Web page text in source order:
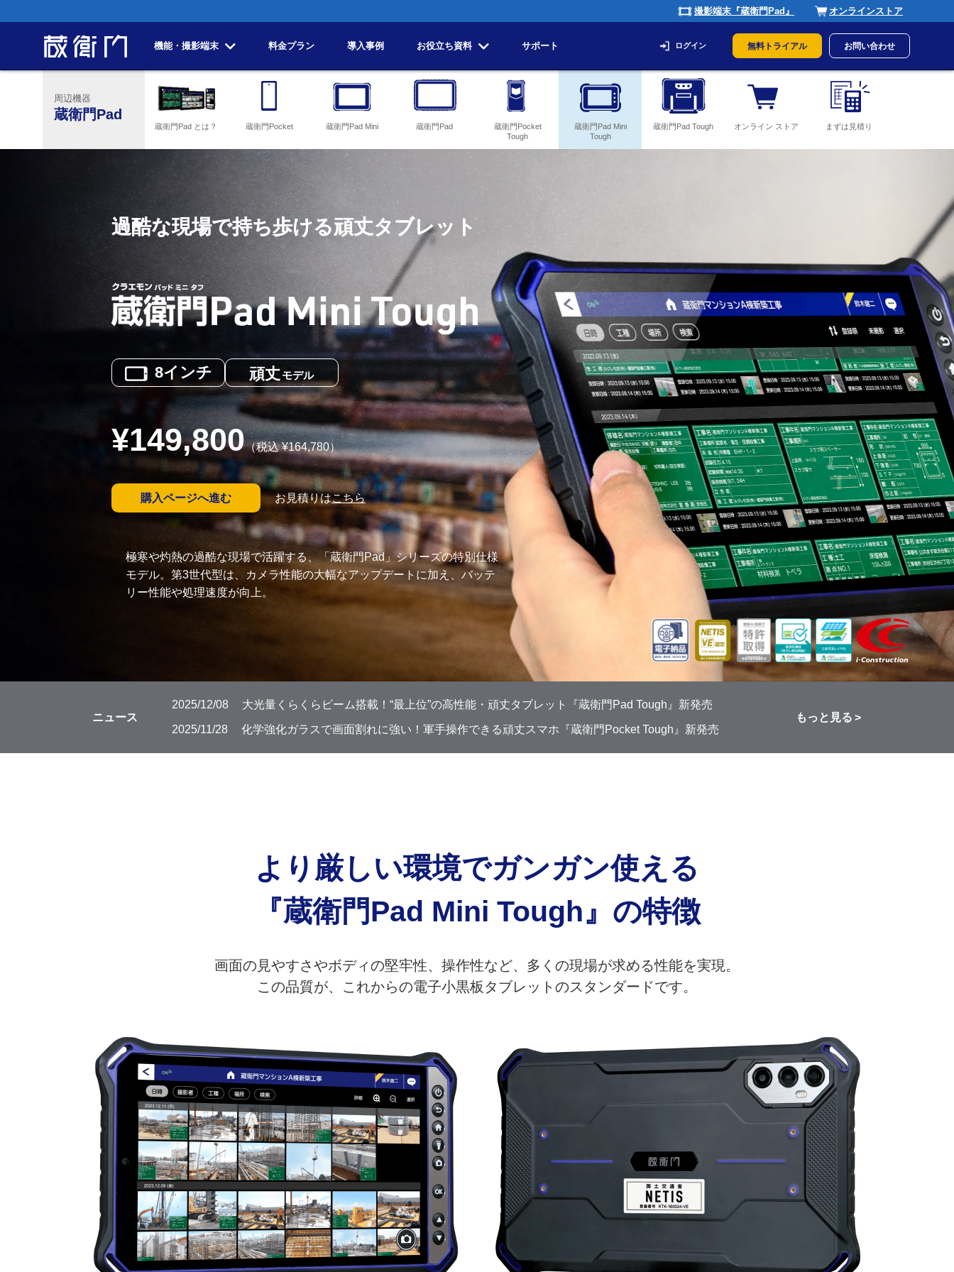
撮影端末『蔵衛門Pad』 オンラインストア
機能・撮影端末 料金プラン 導入事例 お役立ち資料 サポート ログイン 無料トライアル お問い合わせ
周辺機器
蔵衛門Pad
蔵衛門Pad とは？ 蔵衛門Pocket 蔵衛門Pad Mini 蔵衛門Pad
蔵衛門Pocket
Tough
蔵衛門Pad Mini
Tough
蔵衛門Pad Tough オンライン ストア まずは見積り
過酷な現場で持ち歩ける頑丈タブレット
8インチ 頑丈モデル
¥149,800（税込 ¥164,780）
購入ページへ進む お見積りはこちら
極寒や灼熱の過酷な現場で活躍する、「蔵衛門Pad」シリーズの特別仕様
モデル。第3世代型は、カメラ性能の大幅なアップデートに加え、バッテ
リー性能や処理速度が向上。
ニュース
2025/12/08 大光量くらくらビーム搭載！“最上位”の高性能・頑丈タブレット『蔵衛門Pad Tough』新発売
2025/11/28 化学強化ガラスで画面割れに強い！軍手操作できる頑丈スマホ『蔵衛門Pocket Tough』新発売
もっと見る
より厳しい環境でガンガン使える
『蔵衛門Pad Mini Tough』 の特徴
画面の見やすさやボディの堅牢性、操作性など、多くの現場が求める性能を実現。
この品質が、これからの電子小黒板タブレットのスタンダードです。